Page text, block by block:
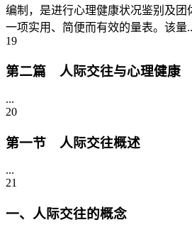
编制，是进行心理健康状况鉴别及团
一项实用、简便而有效的量表。该量
19
第二篇 人际交往与心理健康
...
20
第一节 人际交往概述
...
21
一、人际交往的概念